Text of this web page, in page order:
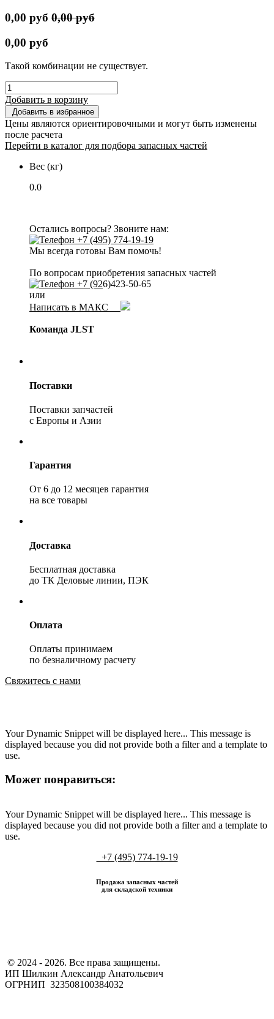
0,00 руб 0,00руб
0,00 руб
Такой комбинации не существует.
Добавить в корзину
Добавить в избранное
Цены являются ориентировочными и могут быть изменены
после расчета
Перейти в каталог для подбора запасных частей
Вес (кг)
0.0
Остались вопросы? Звоните нам:
+7 (495) 774-19-19
Мы всегда готовы Вам помочь!
По вопросам приобретения запасных частей
+7 (926)423-50-65
или
Написать в МАКС
Команда JLST
Поставки
Поставки запчастей
с Европы и Азии
Гарантия
От 6 до 12 месяцев гарантия
на все товары
Доставка
Бесплатная доставка
до ТК Деловые линии, ПЭК
Оплата
Оплаты принимаем
по безналичному расчету
Свяжитесь с нами
Your Dynamic Snippet will be displayed here... This message is
displayed because you did not provide both a filter and a template to
use.
Может понравиться:
Your Dynamic Snippet will be displayed here... This message is
displayed because you did not provide both a filter and a template to
use.
+7 (495) 774-19-19
Продажа запасных частей
для складской техники
​ © 2024 - 2026. Все права защищены.
ИП Шилкин Александр Анатольевич
ОГРНИП 323508100384032